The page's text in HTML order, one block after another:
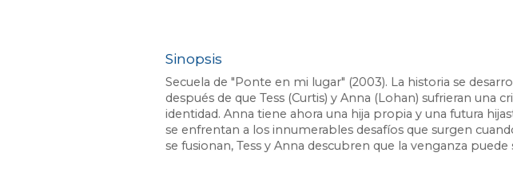
Sinopsis
Secuela de "Ponte en mi lugar" (2003). La historia se
después de que Tess (Curtis) y Anna (Lohan) sufrieran una
identidad. Anna tiene ahora una hija propia y una futura
se enfrentan a los innumerables desafíos que surgen
se fusionan, Tess y Anna descubren que la venganza puede